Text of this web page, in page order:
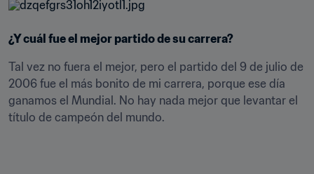
¿Y cuál fue el mejor partido de su carrera?
Tal vez no fuera el mejor, pero el partido del 9 de julio de
2006 fue el más bonito de mi carrera, porque ese día
ganamos el Mundial. No hay nada mejor que levantar el
título de campeón del mundo.